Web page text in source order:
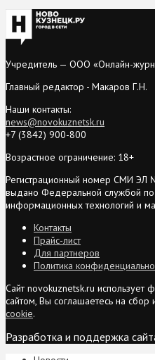
Учредитель — ООО «Онлайн-
Главный редактор - Макаров Г.Н.
Наши контакты:
news@novokuznetsk.ru
+7 (3842) 900-800
Возрастное ограничение: 18+
Регистрационный номер СМИ ЭЛ
выдано Федеральной службой
информационных технологий и
Контакты
Прайс-лист
Для партнеров
Политика
Сайт novokuznetsk.ru
сайтом, Вы соглашаетесь на
cookie.
Разработка и поддержка